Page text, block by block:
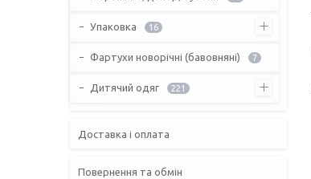
Упаковка 16
Фартухи новорічні (бавовняні) 7
Дитячий одяг 221
Доставка і оплата
Повернення та обмін